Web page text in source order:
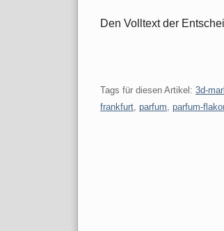
Den Volltext der
Tags für diesen Artikel: 3d-
frankfurt parfum parfum-